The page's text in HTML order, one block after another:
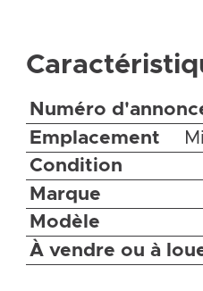
Numéro
Emplacement
Condition
Marque
Modèle
À vendre ou à